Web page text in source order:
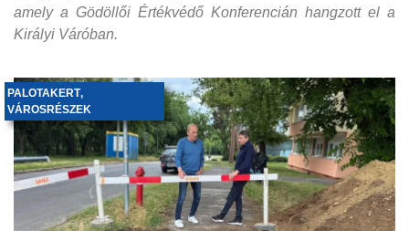
amely a Gödöllői Értékvédő Konferencián hangzott el a
Királyi Váróban.
PALOTAKERT,
VÁROSRÉSZEK